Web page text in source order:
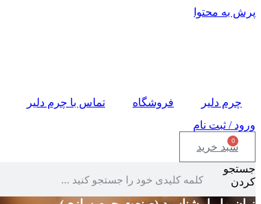
پرش به محتوا
چرم دلیر فروشگاه تماس با چرم دلیر
ورود / ثبت نام
0
سبد خرید
جستجو
کردن